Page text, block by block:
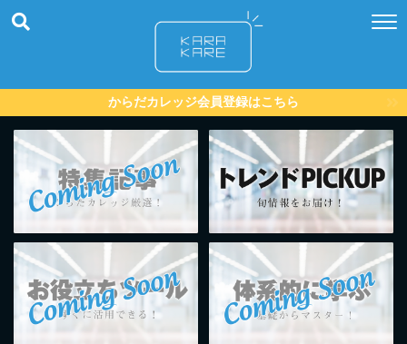
からだカレッジ会員登録はこちら